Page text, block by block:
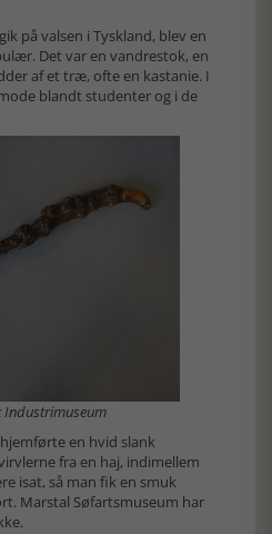
på valsen i Tyskland, blev en
Det var en vandrestok, en
af et træ, ofte en kastanie. I
blandt studenter og i de
Industrimuseum
en hvid slank
fra en haj, indimellem
isat, så man fik en smuk
Marstal Søfartsmuseum har